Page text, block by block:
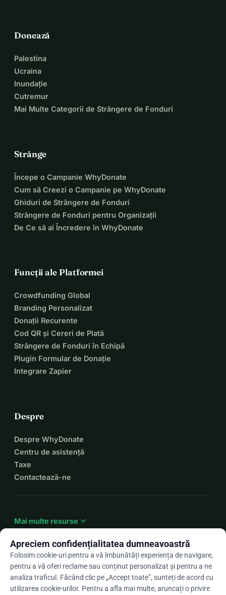
Donează
Palestina
Ucraina
Inundație
Cutremur
Mai Multe Categorii de Strângere de Fonduri
Strânge
Începe o Campanie WhyDonate
Cum să Creezi o Campanie pe WhyDonate
Ghiduri de Strângere de Fonduri
Strângere de Fonduri pentru Organizații
De Ce să ai Încredere în WhyDonate
Funcții ale Platformei
Crowdfunding Global
Branding Personalizat
Donații Recurente
Cod QR și Cereri de Plată
Strângere de Fonduri în Echipă
Plugin Formular de Donație
Integrare Zapier
Despre
Despre WhyDonate
Centru de asistență
Taxe
Contactează-ne
Mai multe resurse expand_more
Roarrow_drop_down
★★★★★4,9 / 5 pe baza a peste 500 de recenzii
Apreciem confidențialitatea dumneavoastră
Folosim cookie-uri pentru a vă îmbunătăți experiența de navigare,
pentru a vă oferi reclame sau conținut personalizat și pentru a ne
analiza traficul. Făcând clic pe „Accept toate”, sunteți de acord cu
utilizarea cookie-urilor. Pentru a afla mai multe, aruncați o privire